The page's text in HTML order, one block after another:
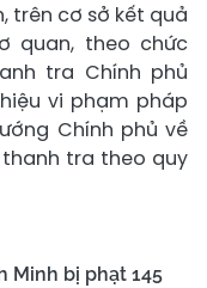
trên cơ sở kết quả
quan, theo chức
tra Chính phủ
vi phạm pháp
Chính phủ về
tra theo quy
Minh bị phạt 145